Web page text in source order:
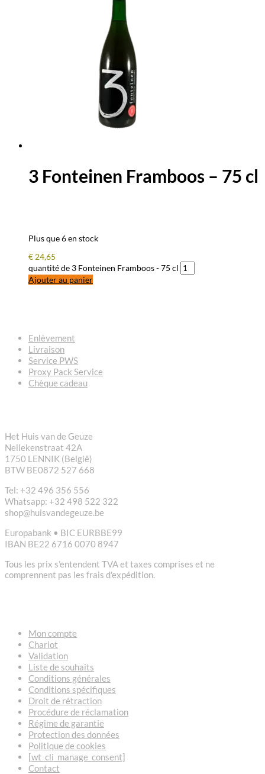
3 Fonteinen Framboos – 75 cl
Plus que 6 en stock
€ 24,65
quantité de 3 Fonteinen Framboos - 75 cl
Ajouter au panier
Enlèvement
Livraison
Service PWS
Proxy Pack Service
Chèque cadeau
Het Huis van de Geuze
Nellekenstraat 42A
1750 LENNIK (België)
BTW BE0872 527 668
Tel: +32 496 356 556
Whatsapp: +32 498 522 322
shop@huisvandegeuze.be
Europabank • BIC EURBBE99
IBAN BE22 6716 0070 8947
Tous les prix s'entendent TVA et taxes comprises et ne
comprennent pas les frais d'expédition.
Mon compte
Chariot
Validation
Liste de souhaits
Conditions générales
Conditions spécifiques
Droit de rétraction
Procédure de réclamation
Régime de garantie
Protection des données
Politique de cookies
[wt_cli_manage_consent]
Contact